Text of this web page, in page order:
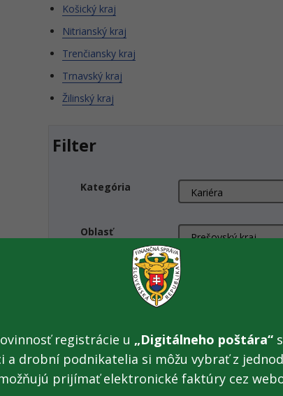
Košický kraj
Nitrianský kraj
Trenčiansky kraj
Trnavský kraj
Žilinský kraj
Filter
Kategória
Oblasť
Zobraziť
Všetky
registrácie u „Digitálneho poštára“
a drobní podnikatelia si môžu vybrať z
prijímať elektronické faktúry cez